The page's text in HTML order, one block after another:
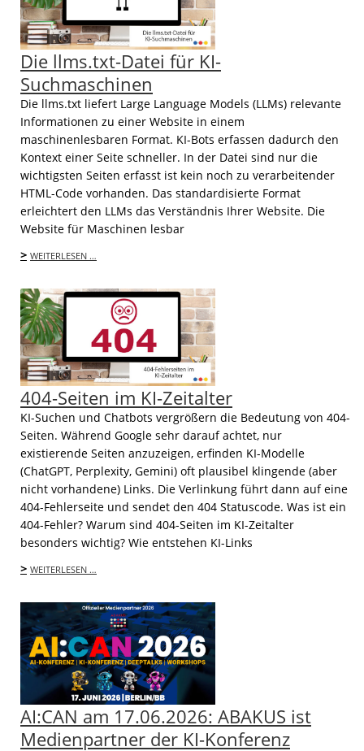
Die llms.txt-Datei für KI-
Suchmaschinen
Die llms.txt liefert Large Language Models (LLMs) relevante
Informationen zu einer Website in einem
maschinenlesbaren Format. KI-Bots erfassen dadurch den
Kontext einer Seite schneller. In der Datei sind nur die
wichtigsten Seiten erfasst ist kein noch zu verarbeitender
HTML-Code vorhanden. Das standardisierte Format
erleichtert den LLMs das Verständnis Ihrer Website. Die
Website für Maschinen lesbar
> WEITERLESEN …
404-Seiten im KI-Zeitalter
KI-Suchen und Chatbots vergrößern die Bedeutung von 404-
Seiten. Während Google sehr darauf achtet, nur
existierende Seiten anzuzeigen, erfinden KI-Modelle
(ChatGPT, Perplexity, Gemini) oft plausibel klingende (aber
nicht vorhandene) Links. Die Verlinkung führt dann auf eine
404-Fehlerseite und sendet den 404 Statuscode. Was ist ein
404-Fehler? Warum sind 404-Seiten im KI-Zeitalter
besonders wichtig? Wie entstehen KI-Links
> WEITERLESEN …
AI:CAN am 17.06.2026: ABAKUS ist
Medienpartner der KI-Konferenz